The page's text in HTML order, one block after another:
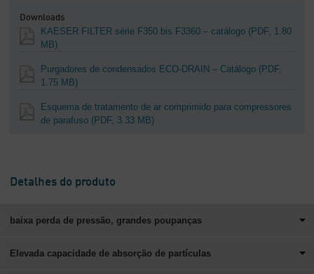
Downloads
KAESER FILTER série F350 bis F3360 – catálogo (PDF, 1.80
MB)
Purgadores de condensados ECO-DRAIN – Catálogo (PDF,
1.75 MB)
Esquema de tratamento de ar comprimido para compressores
de parafuso (PDF, 3.33 MB)
Detalhes do produto
baixa perda de pressão, grandes poupanças
Elevada capacidade de absorção de partículas